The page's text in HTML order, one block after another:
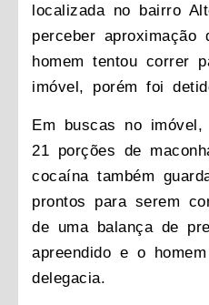
localizada no bairro
perceber aproximação
homem tentou correr
imóvel, porém foi
Em buscas no
21 porções de
cocaína também
prontos para serem
de uma balança de
apreendido e o
delegacia.